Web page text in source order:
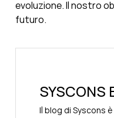
evoluzione. Il nostro
futuro.
SYSCONS
Il blog di Syscons